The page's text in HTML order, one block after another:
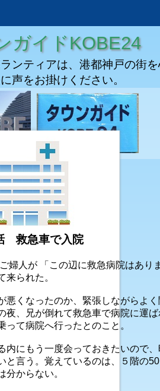
イドKOBE24
ンティアは、港都神戸の街
声をお掛けください。
救急車で入院
婦人が 「この辺に救急病院はあり
来られた。
悪くなったのか、緊張しながらよ
夜、兄が倒れて救急車で病院に運
って病院へ行ったとのこと。
内にもう一度会っておきたいので
と言う。覚えているのは、５階の
分からない。